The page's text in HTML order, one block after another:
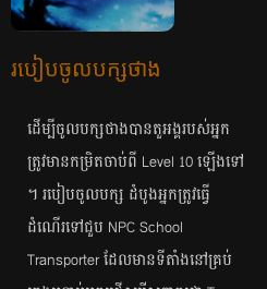
របៀប​ចូល​បក្ស​ថាង
ដើម្បី​ចូល​បក្ស​ថាង​បាន​តួអង្គ​របស់​អ្នក​
ត្រូវ​មាន​​កម្រិត​ចាប់​ពី Level 10 ឡើង​ទៅ​
។ របៀប​ចូល​បក្ស​ ដំបូង​អ្នក​ត្រូវ​ធ្វើ​
ដំណើរ​ទៅ​ជួប​ NPC School
Transporter ដែល​មាន​ទី​តាំង​នៅ​គ្រប់​